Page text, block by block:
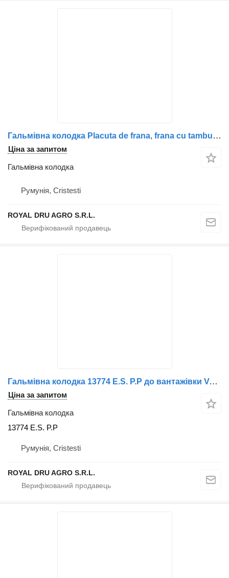
Гальмівна колодка Placuta de frana, frana cu tambur до вантажівки Volvo – 3095195, 8510419
Ціна за запитом
Гальмівна колодка
Румунія, Cristesti
ROYAL DRU AGRO S.R.L.
Гальмівна колодка 13774 E.S. P.P до вантажівки Volvo
Ціна за запитом
Гальмівна колодка
13774 E.S. P.P
Румунія, Cristesti
ROYAL DRU AGRO S.R.L.